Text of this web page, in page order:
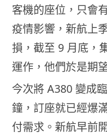
客機的座位，只會
疫情影響，新航上
損，截至 9 月底，
運作，他們於是期
今次將 A380 變成
鐘，訂座就已經爆
付需求。新航早前